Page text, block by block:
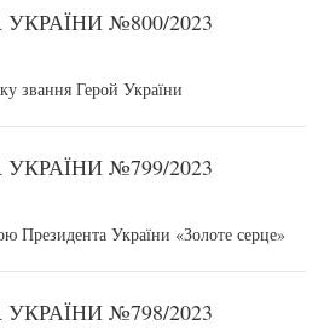
№800/2023
звання Герой України
№799/2023
Президента України «Золоте серце»
№798/2023